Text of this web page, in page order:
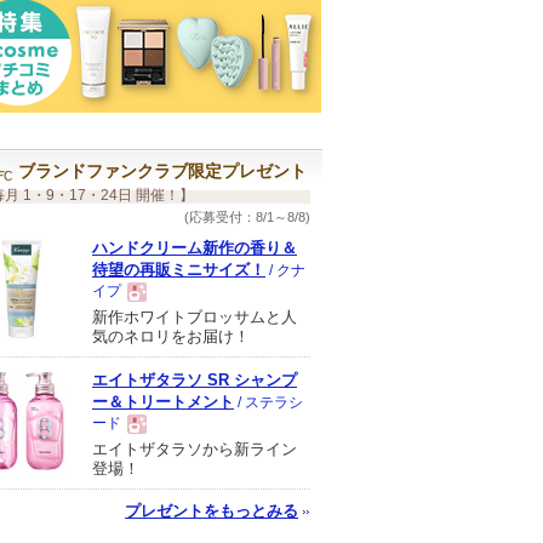
ブランドファンクラブ限定プレゼント
月 1・9・17・24日 開催！】
(応募受付：8/1～8/8)
ハンドクリーム新作の香り＆
待望の再販ミニサイズ！ / クナ
イプ
現
品
新作ホワイトブロッサムと人
気のネロリをお届け！
エイトザタラソ SR シャンプ
ー＆トリートメント / ステラシ
ード
現
品
エイトザタラソから新ライン
登場！
プレゼントをもっとみる